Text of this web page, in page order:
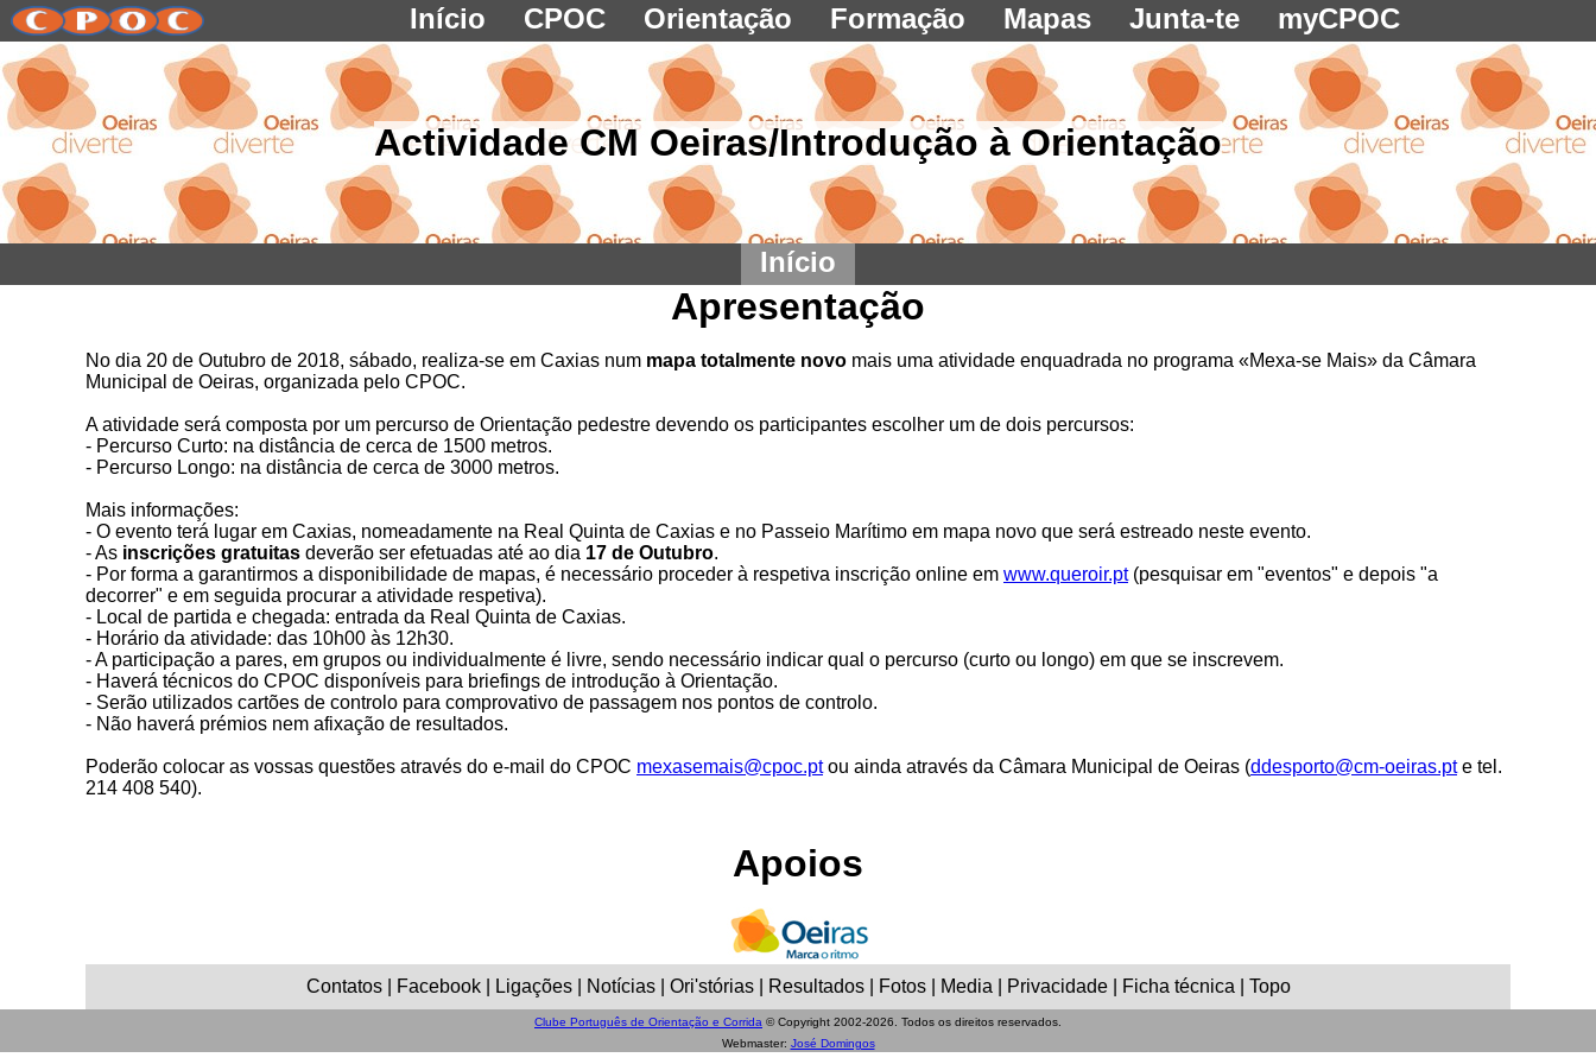
Início CPOC Orientação Formação Mapas Junta-te myCPOC
Actividade CM Oeiras/Introdução à Orientação
Início
Apresentação
No dia 20 de Outubro de 2018, sábado, realiza-se em Caxias num mapa totalmente novo mais uma atividade enquadrada no programa «Mexa-se Mais» da Câmara
Municipal de Oeiras, organizada pelo CPOC.
A atividade será composta por um percurso de Orientação pedestre devendo os participantes escolher um de dois percursos:
- Percurso Curto: na distância de cerca de 1500 metros.
- Percurso Longo: na distância de cerca de 3000 metros.
Mais informações:
- O evento terá lugar em Caxias, nomeadamente na Real Quinta de Caxias e no Passeio Marítimo em mapa novo que será estreado neste evento.
- As inscrições gratuitas deverão ser efetuadas até ao dia 17 de Outubro.
- Por forma a garantirmos a disponibilidade de mapas, é necessário proceder à respetiva inscrição online em www.queroir.pt(pesquisar em "eventos" e depois "a
decorrer" e em seguida procurar a atividade respetiva).
- Local de partida e chegada: entrada da Real Quinta de Caxias.
- Horário da atividade: das 10h00 às 12h30.
- A participação a pares, em grupos ou individualmente é livre, sendo necessário indicar qual o percurso (curto ou longo) em que se inscrevem.
- Haverá técnicos do CPOC disponíveis para briefings de introdução à Orientação.
- Serão utilizados cartões de controlo para comprovativo de passagem nos pontos de controlo.
- Não haverá prémios nem afixação de resultados.
Poderão colocar as vossas questões através do e-mail do CPOC mexasemais@cpoc.ptou ainda através da Câmara Municipal de Oeiras (ddesporto@cm-oeiras.pte tel.
214 408 540).
Apoios
Contatos | Facebook | Ligações | Notícias | Ori'stórias | Resultados | Fotos | Media | Privacidade | Ficha técnica | Topo
Clube Português de Orientação e Corrida © Copyright 2002-2026. Todos os direitos reservados.
Webmaster: José Domingos